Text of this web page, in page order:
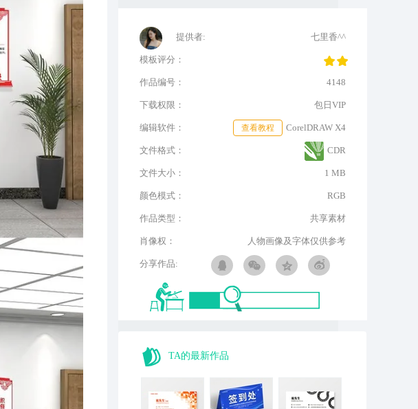
提供者: 七里香^^
模板评分：
作品编号： 4148
下载权限： 包日VIP
编辑软件： CorelDRAW X4
查看教程
文件格式： CDR
文件大小： 1 MB
颜色模式： RGB
作品类型： 共享素材
肖像权： 人物画像及字体仅供参考
分享作品:
TA的最新作品